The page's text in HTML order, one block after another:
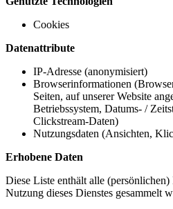
Cookies
Datenattribute
IP-Adresse (anonymisiert)
Browserinformationen
Seiten, auf unserer Website
Betriebssystem, Datums- /
Clickstream-Daten)
Nutzungsdaten (Ansichten,
Erhobene Daten
Diese Liste enthält alle
Nutzung dieses Dienstes gesammelt